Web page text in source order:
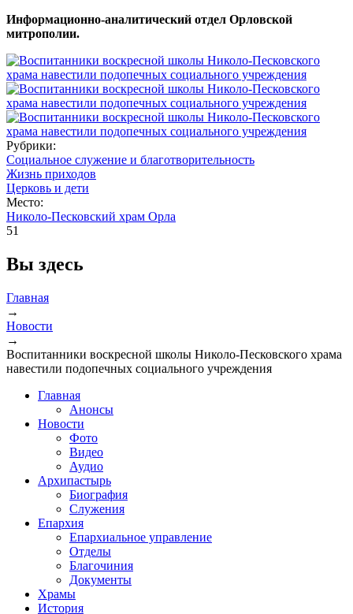
Информационно-аналитический отдел Орловской
митрополии.
Рубрики:
Социальное служение и благотворительность
Жизнь приходов
Церковь и дети
Место:
Николо-Песковский храм Орла
51
Вы здесь
Главная
→
Новости
→
Воспитанники воскресной школы Николо-Песковского храма
навестили подопечных социального учреждения
Главная
Анонсы
Новости
Фото
Видео
Аудио
Архипастырь
Биография
Служения
Епархия
Епархиальное управление
Отделы
Благочиния
Документы
Храмы
История